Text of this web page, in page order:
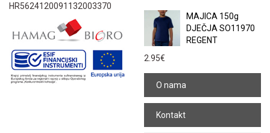
HR5624120091132003370
MAJICA 150g
DJEČJA SO11970
REGENT
2.95€
O nama
Kontakt